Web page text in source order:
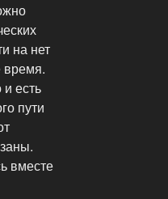
на нет
время.
есть
пути
вместе